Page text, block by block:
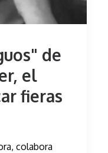
de
el
fieras
colabora